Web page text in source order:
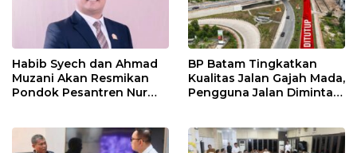
Habib Syech dan Ahmad
Muzani Akan Resmikan
Pondok Pesantren Nur
BP Batam Tingkatkan
Kualitas Jalan Gajah Mada,
Pengguna Jalan Diminta